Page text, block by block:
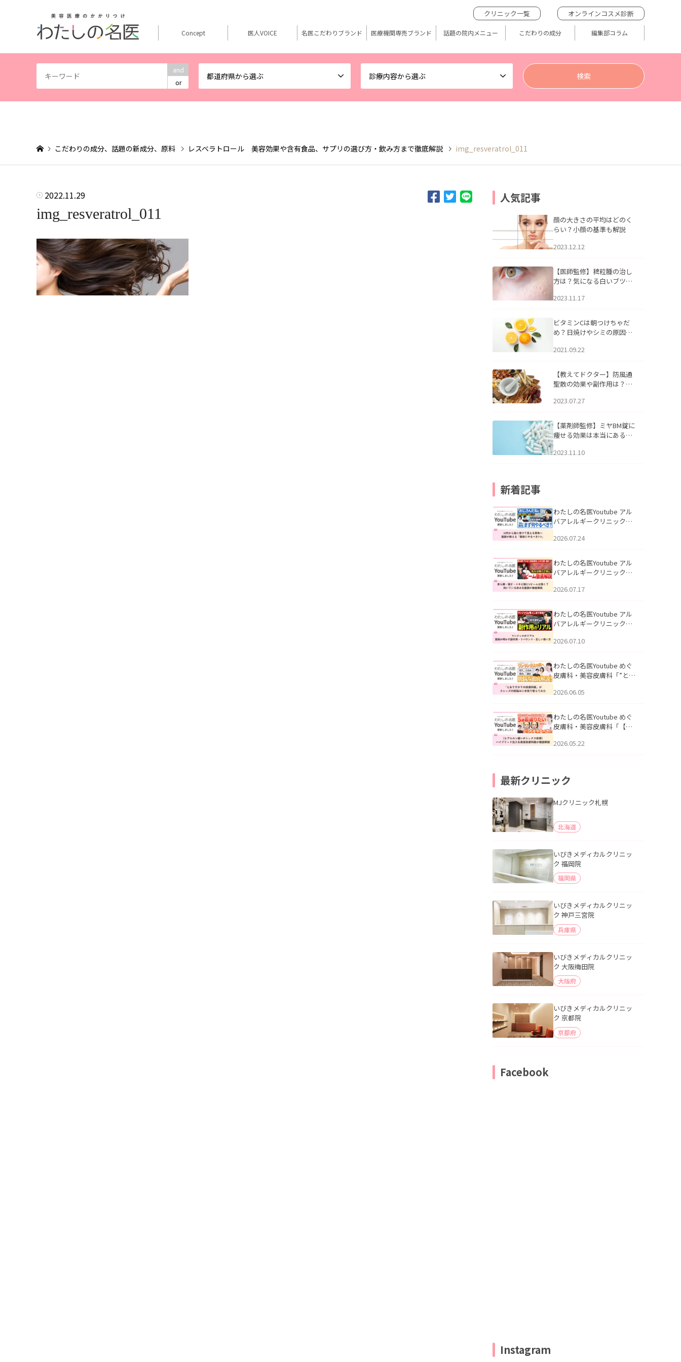
and
or
都道府県から選ぶ 診療内容から選ぶ
クリニック一覧 オンラインコスメ診断
Concept 医人VOICE 名医こだわりブランド 医療機関専売ブランド 話題の院内メニュー こだわりの成分 編集部コラム
こだわりの成分、話題の新成分、原料 レスベラトロール 美容効果や含有食品、サプリの選び方・飲み方まで徹底解説 img_resveratrol_011
2022.11.29
img_resveratrol_011
人気記事
顔の大きさの平均はどのく
らい？小顔の基準も解説
2023.12.12
【医師監修】稗粒腫の治し
方は？気になる白いブツブ
アについて
2023.11.17
ビタミンCは朝つけちゃだ
め？日焼けやシミの原因に
2021.09.22
【教えてドクター】防風通
聖散の効果や副作用は？長
2023.07.27
【薬剤師監修】ミヤBM錠に
痩せる効果は本当にある
2023.11.10
新着記事
わたしの名医Youtube アル
バアレルギークリニック札
える男性へ｜医師が教える
公開いたしました。
2026.07.24
わたしの名医Youtube アル
バアレルギークリニック札
跡にVビームは効く？向いて
説」を公開いたしました。
2026.07.17
わたしの名医Youtube アル
バアレルギークリニック札
医師が明かす副作用・リバ
公開いたしました。
2026.07.10
わたしの名医Youtube めぐ
皮膚科・美容皮膚科「”とお
ッズの肌悩みに本気で答え
た。
2026.06.05
わたしの名医Youtube めぐ
皮膚科・美容皮膚科「【ヒ
用】ハイブリッド注入を美
2026.05.22
最新クリニック
MJクリニック札幌
北海道
いびきメディカルクリニッ
ク 福岡院
福岡県
いびきメディカルクリニッ
ク 神戸三宮院
兵庫県
いびきメディカルクリニッ
ク 大阪梅田院
大阪府
いびきメディカルクリニッ
ク 京都院
京都府
Facebook
Instagram